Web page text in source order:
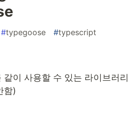
#typegoose #typescript
이 사용할 수 있는 라이브러리
함)